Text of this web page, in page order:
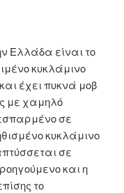
Ελλάδα είναι το
κυκλάμινο
έχει πυκνά μοβ
με χαμηλό
σε
κυκλάμινο
σε
και η
το